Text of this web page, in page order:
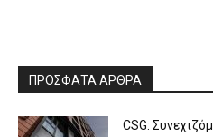
ΠΡΟΣΦΑΤΑ ΑΡΘΡΑ
CSG: